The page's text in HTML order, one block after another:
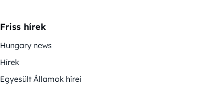
Friss hírek
Hungary news
Hírek
Egyesült Államok hírei